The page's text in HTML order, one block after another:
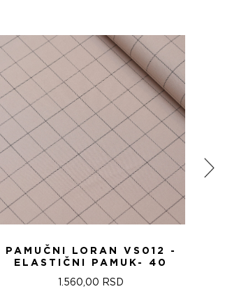
PAMUČNI LORAN VS012 -
ELASTIČNI PAMUK- 40
1.560,00 RSD